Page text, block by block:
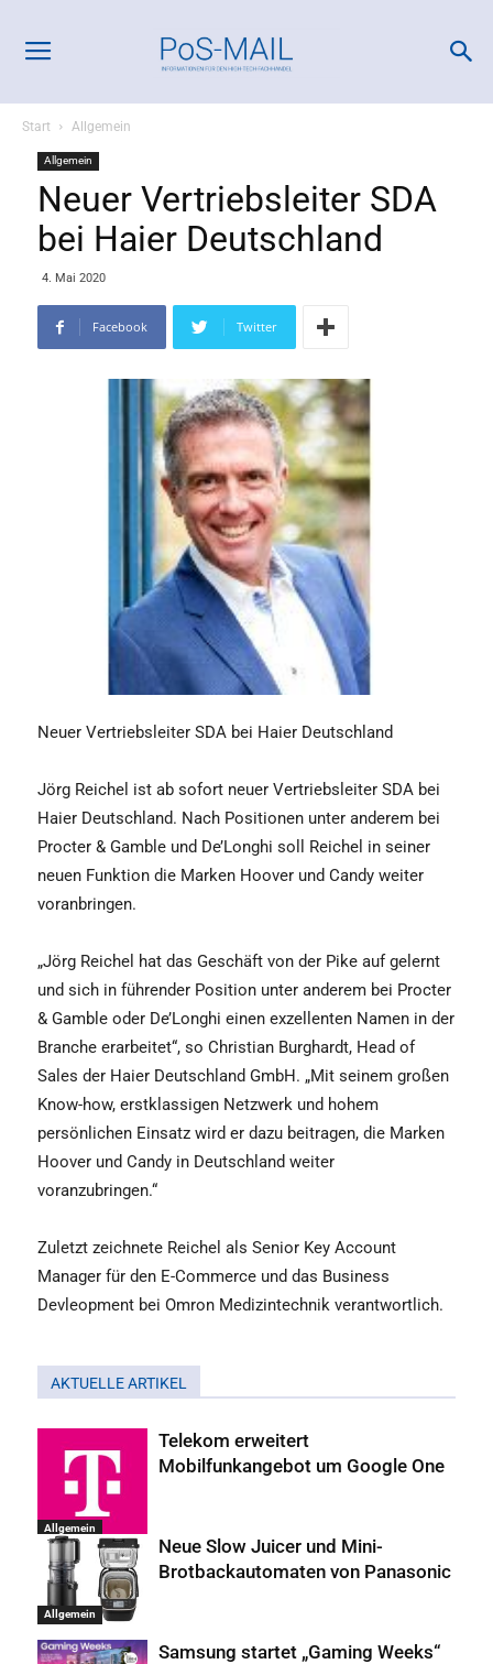
Start Allgemein
Allgemein
Neuer Vertriebsleiter SDA
bei Haier Deutschland
4. Mai 2020
Facebook Twitter
Neuer Vertriebsleiter SDA bei Haier Deutschland
Jörg Reichel ist ab sofort neuer Vertriebsleiter SDA bei
Haier Deutschland. Nach Positionen unter anderem bei
Procter & Gamble und De’Longhi soll Reichel in seiner
neuen Funktion die Marken Hoover und Candy weiter
voranbringen.
„Jörg Reichel hat das Geschäft von der Pike auf gelernt
und sich in führender Position unter anderem bei Procter
& Gamble oder De’Longhi einen exzellenten Namen in der
Branche erarbeitet“, so Christian Burghardt, Head of
Sales der Haier Deutschland GmbH. „Mit seinem großen
Know-how, erstklassigen Netzwerk und hohem
persönlichen Einsatz wird er dazu beitragen, die Marken
Hoover und Candy in Deutschland weiter
voranzubringen.“
Zuletzt zeichnete Reichel als Senior Key Account
Manager für den E-Commerce und das Business
Devleopment bei Omron Medizintechnik verantwortlich.
AKTUELLE ARTIKEL
Allgemein
Telekom erweitert
Mobilfunkangebot um Google One
Allgemein
Neue Slow Juicer und Mini-
Brotbackautomaten von Panasonic
Samsung startet „Gaming Weeks“